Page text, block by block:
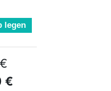
legen
€